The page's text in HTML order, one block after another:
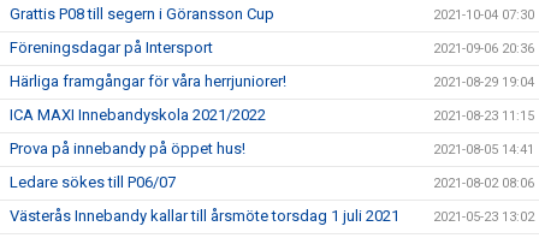
Grattis P08 till segern i Göransson Cup 2021-10-04 07:30
Föreningsdagar på Intersport 2021-09-06 20:36
Härliga framgångar för våra herrjuniorer! 2021-08-29 19:04
ICA MAXI Innebandyskola 2021/2022 2021-08-23 11:15
Prova på innebandy på öppet hus! 2021-08-05 14:41
Ledare sökes till P06/07 2021-08-02 08:06
Västerås Innebandy kallar till årsmöte torsdag 1 juli 2021 2021-05-23 13:02